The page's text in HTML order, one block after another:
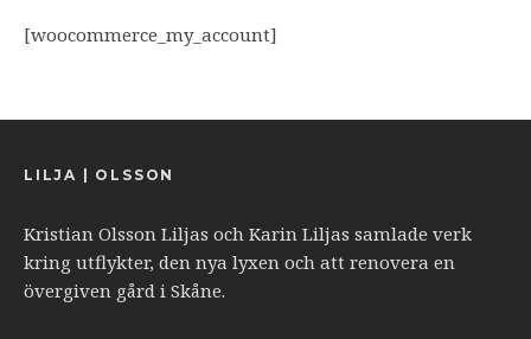
[woocommerce_my_account]
LILJA | OLSSON
Kristian Olsson Liljas och Karin Liljas samlade verk
kring utflykter, den nya lyxen och att renovera en
övergiven gård i Skåne.